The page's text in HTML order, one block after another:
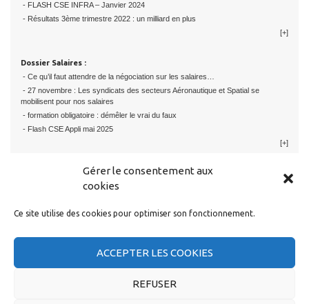
Gérer le consentement aux
cookies
Ce site utilise des cookies pour optimiser son fonctionnement.
ACCEPTER LES COOKIES
REFUSER
- FLASH CSE INFRA – Janvier 2024
- Résultats 3ème trimestre 2022 : un milliard en plus
[+]
Dossier Salaires :
- Ce qu’il faut attendre de la négociation sur les salaires…
- 27 novembre : Les syndicats des secteurs Aéronautique et Spatial se
mobilisent pour nos salaires
- formation obligatoire : démêler le vrai du faux
- Flash CSE Appli mai 2025
[+]
RESTER EN CONTACT